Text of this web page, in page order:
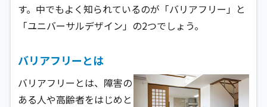
す。中でもよく知られているのが「バリアフリー」と
「ユニバーサルデザイン」の2つでしょう。
バリアフリーとは
バリアフリーとは、障害の
ある人や高齢者をはじめと